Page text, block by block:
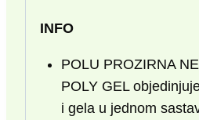
INFO
POLU PROZIRNA
POLY GEL
i gela u jednom